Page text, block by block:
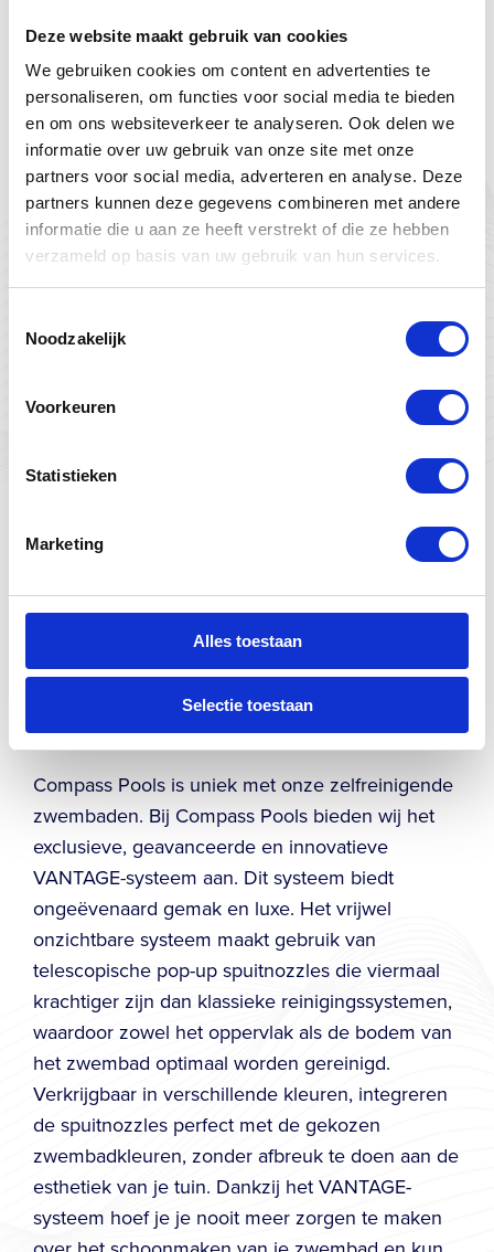
Deze website maakt gebruik van cookies
We gebruiken cookies om content en advertenties te
personaliseren, om functies voor social media te bieden
en om ons websiteverkeer te analyseren. Ook delen we
informatie over uw gebruik van onze site met onze
partners voor social media, adverteren en analyse. Deze
partners kunnen deze gegevens combineren met andere
informatie die u aan ze heeft verstrekt of die ze hebben
verzameld op basis van uw gebruik van hun services.
Noodzakelijk
Voorkeuren
Statistieken
Marketing
Alles toestaan
Selectie toestaan
Het kiezen voor een zelfreinigend zwembad
aanzienlijk verbeteren.
Tijdbesparing:Je hoeft minder tijd te
besteden aan het schoonmaken van het
zwembad, waardoor je meer tijd hebt om
ervan te genieten.
Kostenbesparing: Ondanks een hogere
initiële investering, bespaar je op de lange
kosten.
circulatie en filtratie heb je gezonder
minder kans krijgen om te groeien.
waterbehandeling en een verminderd
gebruik van chemicaliën dragen bij aan een
duurzamer gebruik van natuurlijke
Waarom kiezen voor Compass
Pools?
Compass Pools is uniek met onze zelfreinigende
zwembaden. Bij Compass Pools bieden wij het
exclusieve, geavanceerde en innovatieve
VANTAGE-systeem aan. Dit systeem biedt
ongeëvenaard gemak en luxe. Het vrijwel
onzichtbare systeem maakt gebruik van
telescopische pop-up spuitnozzles die viermaal
krachtiger zijn dan klassieke reinigingssystemen,
waardoor zowel het oppervlak als de bodem van
het zwembad optimaal worden gereinigd.
Verkrijgbaar in verschillende kleuren, integreren
de spuitnozzles perfect met de gekozen
zwembadkleuren, zonder afbreuk te doen aan de
esthetiek van je tuin. Dankzij het VANTAGE-
systeem hoef je je nooit meer zorgen te maken